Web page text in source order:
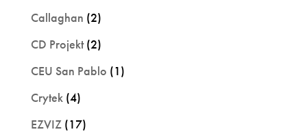
Callaghan (2)
CD Projekt(2)
CEU San Pablo (1)
Crytek(4)
EZVIZ(17)